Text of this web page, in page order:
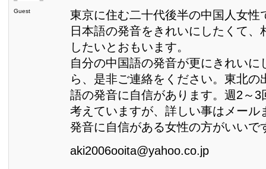
Guest
東京に住む二十代後半の中国人女性
日本語の発音をきれいにしたくて、
したいとおもいます。
自分の中国語の発音が更にきれいに
ら、是非ご連絡をください。東北の
語の発音に自信があります。週2～3
考えていますが、詳しい事はメール
発音に自信がある女性の方がいいで
aki2006ooita@yahoo.co.jp